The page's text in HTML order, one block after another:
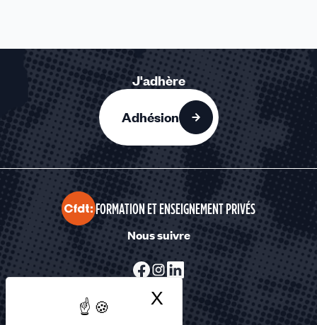
X Masquer le
J'adhère
Adhésion
FORMATION ET ENSEIGNEMENT PRIVÉS
Nous suivre